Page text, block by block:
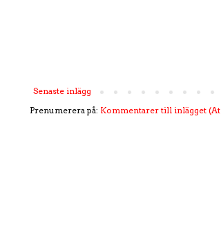
Senaste inlägg
Prenumerera på: Kommentarer till inlägget